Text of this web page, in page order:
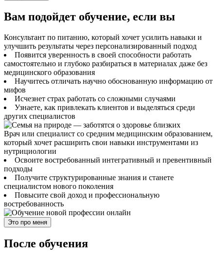
Вам подойдет обучение, если вы
Консультант по питанию, который хочет усилить навыки и
улучшить результаты через персонализированный подход
Появится уверенность в своей способности работать
самостоятельно и глубоко разбираться в материалах даже без
медицинского образования
Научитесь отличать научно обоснованную информацию от
мифов
Исчезнет страх работать со сложными случаями
Узнаете, как привлекать клиентов и выделяться среди
других специалистов
Врач или специалист со средним медицинским образованием,
который хочет расширить свои навыки инструментами из
нутрициологии
Освоите востребованный интегративный и превентивный
подходы
Получите структурированные знания и станете
специалистом нового поколения
Повысите свой доход и профессиональную
востребованность
Это про меня
После обучения